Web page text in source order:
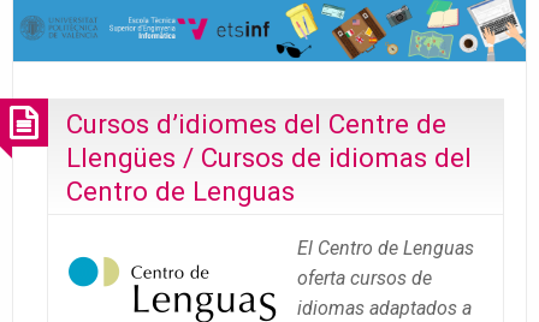
Cursos d’idiomes del Centre de
Llengües / Cursos de idiomas del
Centro de Lenguas
El Centro de Lenguas
oferta cursos de
idiomas adaptados a